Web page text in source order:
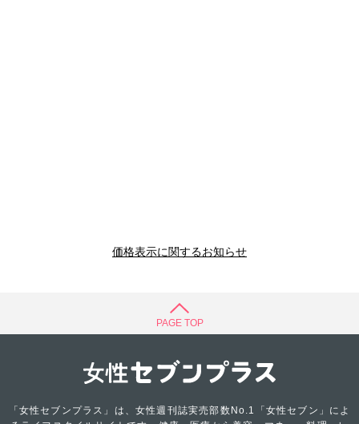
価格表示に関するお知らせ
PAGE TOP
「女性セブンプラス」は、女性週刊誌実売部数No.1「女性セブン」によ